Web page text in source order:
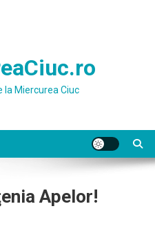
la Miercurea Ciuc
Apelor!